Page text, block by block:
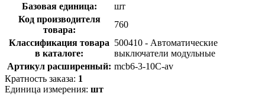
Базовая единица:
шт
Код производителя
товара:
760
Классификация товара
в каталоге:
500410 - Автоматические
выключатели модульные
Артикул расширенный: mcb6-3-10C-av
Кратность заказа: 1
Единица измерения: шт